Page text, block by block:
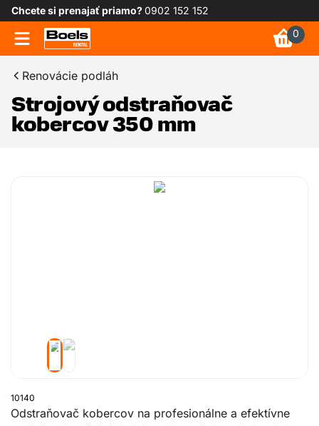
Chcete si prenajať priamo?0902 152 152
0
Renovácie podláh
Strojový odstraňovač
kobercov 350 mm
10140
Odstraňovač kobercov na profesionálne a efektívne